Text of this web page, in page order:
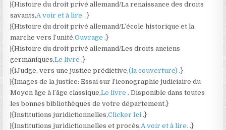
|{Histoire du droit privé allemand/La renaissance des droits
savants,A voir et à lire..}
|{Histoire du droit privé allemand/L’école historique et la
marche vers l’unité,Ouvrage.}
|{Histoire du droit privé allemand/Les droits anciens
germaniques,Le livre.}
|{iJudge, vers une justice prédictive,(la couverture).}
|{Images de la justice: Essai sur l’iconographie judiciaire du
Moyen âge à l’âge classique,Le livre. Disponible dans toutes
les bonnes bibliothèques de votre département.}
|{Institutions juridictionnelles,Clicker Ici.}
|{Institutions juridictionnelles et procès,A voir et à lire..}